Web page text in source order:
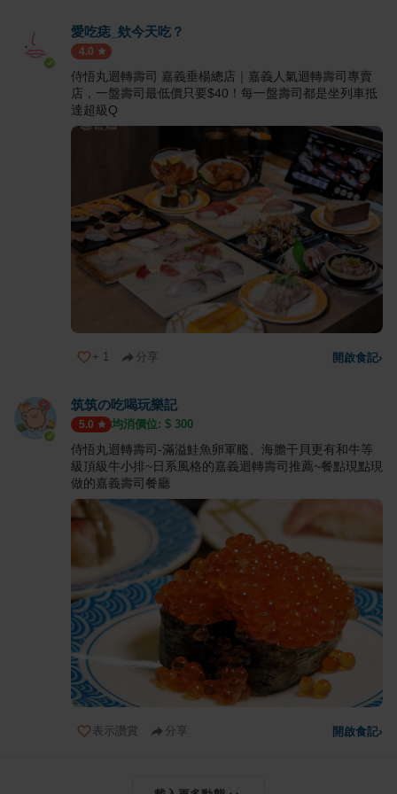
愛吃痣_欸今天吃？
4.0
侍悟丸迴轉壽司 嘉義垂楊總店｜嘉義人氣迴轉壽司專賣
店，一盤壽司最低價只要$40！每一盤壽司都是坐列車抵
達超級Q
+ 1 分享 開啟食記›
筑筑の吃喝玩樂記
5.0 均消價位: $ 300
侍悟丸迴轉壽司-滿溢鮭魚卵軍艦、海膽干貝更有和牛等
級頂級牛小排~日系風格的嘉義迴轉壽司推薦~餐點現點現
做的嘉義壽司餐廳
表示讚賞 分享 開啟食記›